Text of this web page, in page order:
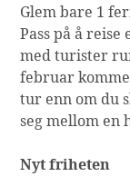
Glem bare 1
Pass på å
med turister
februar
tur enn om du
seg mellom en
Nyt friheten